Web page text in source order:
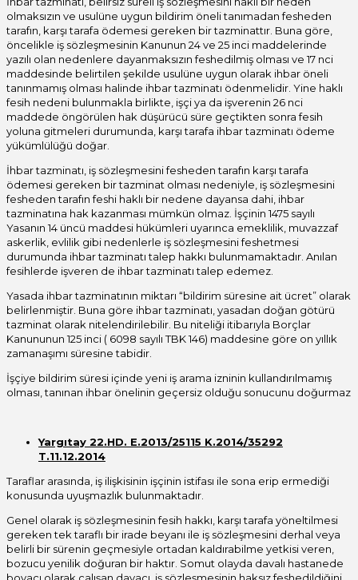
olmaksızın ve usulüne uygun bildirim öneli tanımadan fesheden
tarafın, karşı tarafa ödemesi gereken bir tazminattır. Buna göre,
öncelikle iş sözleşmesinin Kanunun 24 ve 25 inci maddelerinde
yazılı olan nedenlere dayanmaksızın feshedilmiş olması ve 17 nci
maddesinde belirtilen şekilde usulüne uygun olarak ihbar öneli
tanınmamış olması halinde ihbar tazminatı ödenmelidir. Yine haklı
fesih nedeni bulunmakla birlikte, işçi ya da işverenin 26 nci
maddede öngörülen hak düşürücü süre geçtikten sonra fesih
yoluna gitmeleri durumunda, karşı tarafa ihbar tazminatı ödeme
yükümlülüğü doğar.
İhbar tazminatı, iş sözleşmesini fesheden tarafın karşı tarafa
ödemesi gereken bir tazminat olması nedeniyle, iş sözleşmesini
fesheden tarafın feshi haklı bir nedene dayansa dahi, ihbar
tazminatına hak kazanması mümkün olmaz. İşçinin 1475 sayılı
Yasanın 14 üncü maddesi hükümleri uyarınca emeklilik, muvazzaf
askerlik, evlilik gibi nedenlerle iş sözleşmesini feshetmesi
durumunda ihbar tazminatı talep hakkı bulunmamaktadır. Anılan
fesihlerde işveren de ihbar tazminatı talep edemez.
Yasada ihbar tazminatının miktarı “bildirim süresine ait ücret” olarak
belirlenmiştir. Buna göre ihbar tazminatı, yasadan doğan götürü
tazminat olarak nitelendirilebilir. Bu niteliği itibarıyla Borçlar
Kanununun 125 inci ( 6098 sayılı TBK 146) maddesine göre on yıllık
zamanaşımı süresine tabidir.
İşçiye bildirim süresi içinde yeni iş arama izninin kullandırılmamış
olması, tanınan ihbar önelinin geçersiz olduğu sonucunu doğurmaz
Yargıtay 22.HD. E.2013/25115 K.2014/35292
T.11.12.2014
Taraflar arasında, iş ilişkisinin işçinin istifası ile sona erip ermediği
konusunda uyuşmazlık bulunmaktadır.
Genel olarak iş sözleşmesinin fesih hakkı, karşı tarafa yöneltilmesi
gereken tek taraflı bir irade beyanı ile iş sözleşmesini derhal veya
belirli bir sürenin geçmesiyle ortadan kaldırabilme yetkisi veren,
bozucu yenilik doğuran bir haktır. Somut olayda davalı hastanede